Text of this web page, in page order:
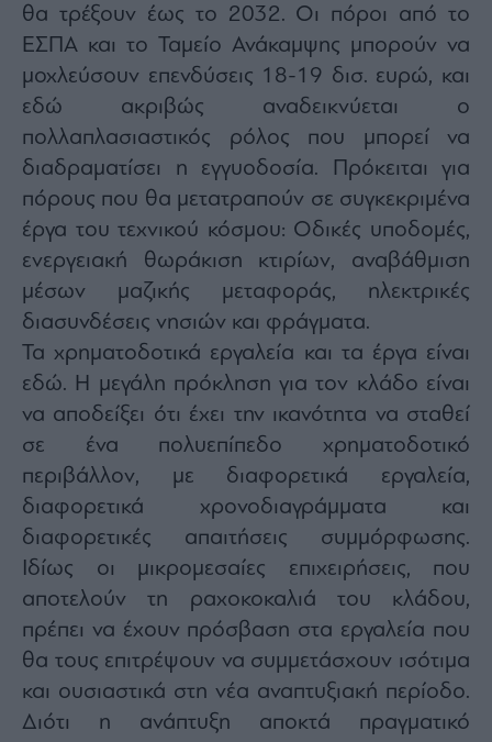
θα τρέξουν έως το 2032. Οι πόροι από το
ΕΣΠΑ και το Ταμείο Ανάκαμψης μπορούν να
μοχλεύσουν επενδύσεις 18-19 δισ. ευρώ, και
εδώ ακριβώς αναδεικνύεται ο
πολλαπλασιαστικός ρόλος που μπορεί να
διαδραματίσει η εγγυοδοσία. Πρόκειται για
πόρους που θα μετατραπούν σε συγκεκριμένα
έργα του τεχνικού κόσμου: Οδικές υποδομές,
ενεργειακή θωράκιση κτιρίων, αναβάθμιση
μέσων μαζικής μεταφοράς, ηλεκτρικές
διασυνδέσεις νησιών και φράγματα.
Τα χρηματοδοτικά εργαλεία και τα έργα είναι
εδώ. Η μεγάλη πρόκληση για τον κλάδο είναι
να αποδείξει ότι έχει την ικανότητα να σταθεί
σε ένα πολυεπίπεδο χρηματοδοτικό
περιβάλλον, με διαφορετικά εργαλεία,
διαφορετικά χρονοδιαγράμματα και
διαφορετικές απαιτήσεις συμμόρφωσης.
Ιδίως οι μικρομεσαίες επιχειρήσεις, που
αποτελούν τη ραχοκοκαλιά του κλάδου,
πρέπει να έχουν πρόσβαση στα εργαλεία που
θα τους επιτρέψουν να συμμετάσχουν ισότιμα
και ουσιαστικά στη νέα αναπτυξιακή περίοδο.
Διότι η ανάπτυξη αποκτά πραγματικό